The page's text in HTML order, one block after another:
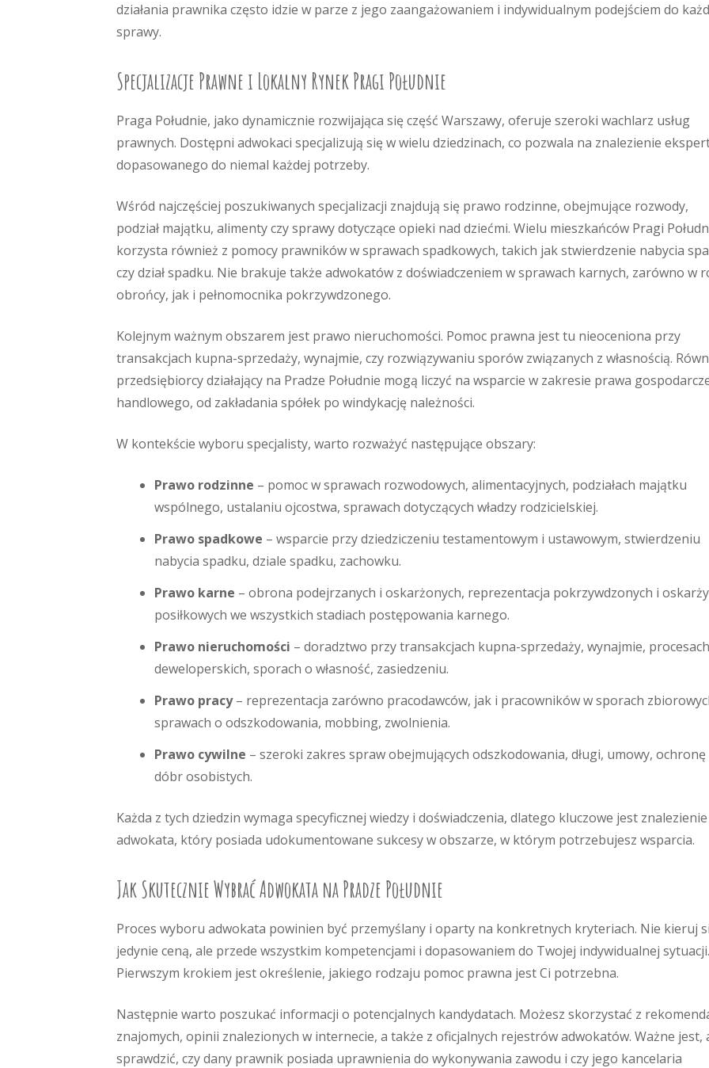
działania prawnika często idzie w parze z jego zaangażowaniem i indywidualnym podejściem do
sprawy.
Specjalizacje Prawne i Lokalny Rynek Pragi Południe
Praga Południe, jako dynamicznie rozwijająca się część Warszawy, oferuje szeroki wachlarz usług
prawnych. Dostępni adwokaci specjalizują się w wielu dziedzinach, co pozwala na znalezienie
dopasowanego do niemal każdej potrzeby.
Wśród najczęściej poszukiwanych specjalizacji znajdują się prawo rodzinne, obejmujące rozwody,
podział majątku, alimenty czy sprawy dotyczące opieki nad dziećmi. Wielu mieszkańców Pragi
korzysta również z pomocy prawników w sprawach spadkowych, takich jak stwierdzenie nabycia
czy dział spadku. Nie brakuje także adwokatów z doświadczeniem w sprawach karnych, zarówno w
obrońcy, jak i pełnomocnika pokrzywdzonego.
Kolejnym ważnym obszarem jest prawo nieruchomości. Pomoc prawna jest tu nieoceniona przy
transakcjach kupna-sprzedaży, wynajmie, czy rozwiązywaniu sporów związanych z własnością.
przedsiębiorcy działający na Pradze Południe mogą liczyć na wsparcie w zakresie prawa
handlowego, od zakładania spółek po windykację należności.
W kontekście wyboru specjalisty, warto rozważyć następujące obszary:
Prawo rodzinne – pomoc w sprawach rozwodowych, alimentacyjnych, podziałach majątku
wspólnego, ustalaniu ojcostwa, sprawach dotyczących władzy rodzicielskiej.
Prawo spadkowe – wsparcie przy dziedziczeniu testamentowym i ustawowym, stwierdzeniu
nabycia spadku, dziale spadku, zachowku.
Prawo karne – obrona podejrzanych i oskarżonych, reprezentacja pokrzywdzonych i
posiłkowych we wszystkich stadiach postępowania karnego.
Prawo nieruchomości – doradztwo przy transakcjach kupna-sprzedaży, wynajmie, procesach
deweloperskich, sporach o własność, zasiedzeniu.
Prawo pracy– reprezentacja zarówno pracodawców, jak i pracowników w sporach
sprawach o odszkodowania, mobbing, zwolnienia.
Prawo cywilne – szeroki zakres spraw obejmujących odszkodowania, długi, umowy, ochronę
dóbr osobistych.
Każda z tych dziedzin wymaga specyficznej wiedzy i doświadczenia, dlatego kluczowe jest znalezienie
adwokata, który posiada udokumentowane sukcesy w obszarze, w którym potrzebujesz wsparcia.
Jak Skutecznie Wybrać Adwokata na Pradze Południe
Proces wyboru adwokata powinien być przemyślany i oparty na konkretnych kryteriach. Nie kieruj
jedynie ceną, ale przede wszystkim kompetencjami i dopasowaniem do Twojej indywidualnej sytuacji.
Pierwszym krokiem jest określenie, jakiego rodzaju pomoc prawna jest Ci potrzebna.
Następnie warto poszukać informacji o potencjalnych kandydatach. Możesz skorzystać z
znajomych, opinii znalezionych w internecie, a także z oficjalnych rejestrów adwokatów. Ważne jest,
sprawdzić, czy dany prawnik posiada uprawnienia do wykonywania zawodu i czy jego kancelaria